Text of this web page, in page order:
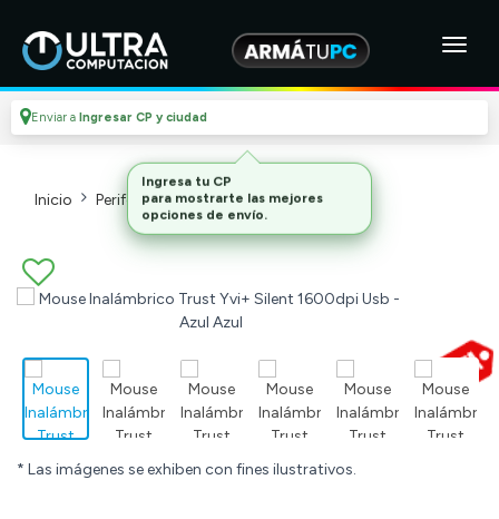
Enviar a Ingresar CP y ciudad
Inicio Perifericos Mouses_2
* Las imágenes se exhiben con fines ilustrativos.